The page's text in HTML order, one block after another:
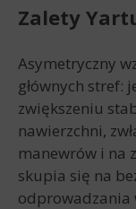
Zalety
Asymetryczny
głównych stref:
zwiększeniu
nawierzchni,
manewrów i na
skupia się na
odprowadzania